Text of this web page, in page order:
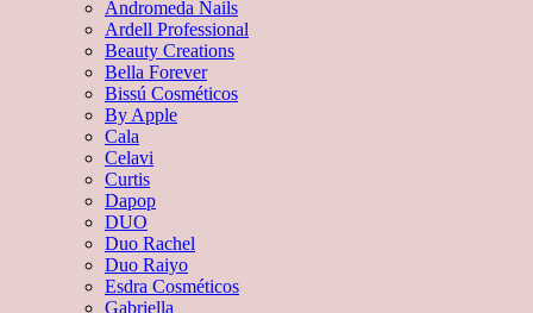
Andromeda Nails
Ardell Professional
Beauty Creations
Bella Forever
Bissú Cosméticos
By Apple
Cala
Celavi
Curtis
Dapop
DUO
Duo Rachel
Duo Raiyo
Esdra Cosméticos
Gabriella